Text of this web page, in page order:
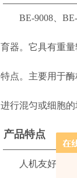
BE-9008、BE-
育器。它具有重
特点。主要用于
进行混匀或细胞的
产品特点
人机友好的触